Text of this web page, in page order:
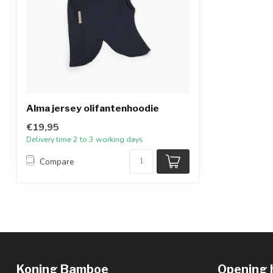
Alma jersey olifantenhoodie
€19,95
Delivery time 2 to 3 working days
Compare
Koning Bamboe Opening